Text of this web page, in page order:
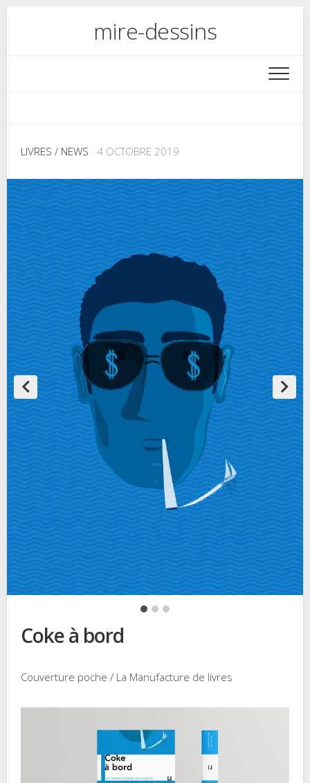
mire-dessins
LIVRES / NEWS · 4 OCTOBRE 2019
Coke à bord
Couverture poche / La Manufacture de livres